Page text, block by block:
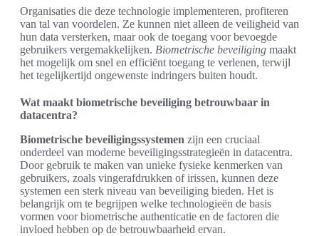
Organisaties die deze technologie implementeren, profiteren
van tal van voordelen. Ze kunnen niet alleen de veiligheid van
hun data versterken, maar ook de toegang voor bevoegde
gebruikers vergemakkelijken. Biometrische beveiliging maakt
het mogelijk om snel en efficiënt toegang te verlenen, terwijl
het tegelijkertijd ongewenste indringers buiten houdt.
Wat maakt biometrische beveiliging betrouwbaar in
datacentra?
Biometrische beveiligingssystemen zijn een cruciaal
onderdeel van moderne beveiligingsstrategieën in datacentra.
Door gebruik te maken van unieke fysieke kenmerken van
gebruikers, zoals vingerafdrukken of irissen, kunnen deze
systemen een sterk niveau van beveiliging bieden. Het is
belangrijk om te begrijpen welke technologieën de basis
vormen voor biometrische authenticatie en de factoren die
invloed hebben op de betrouwbaarheid ervan.